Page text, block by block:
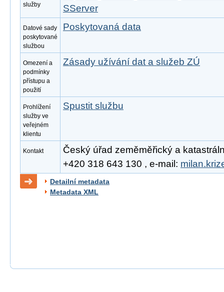
služby
SServer
Datové sady
poskytované
službou
Poskytovaná data
Omezení a
podmínky
přístupu a
použití
Zásady užívání dat a služeb ZÚ
Prohlížení
služby ve
veřejném
klientu
Spustit službu
Kontakt
Český úřad zeměměřický a
+420 318 643 130 , e-mail:
Detailní metadata
Metadata XML